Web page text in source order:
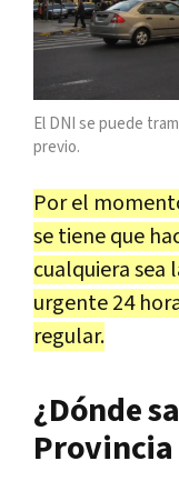
El DNI se puede
previo.
Por el
se tiene que
cualquiera sea
urgente 24
regular.
¿Dónde
Provincia